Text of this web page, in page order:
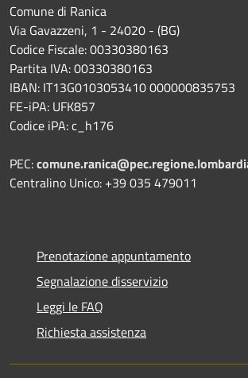
Comune di Ranica
Via Gavazzeni, 1 - 24020 - (BG)
Codice Fiscale: 00330380163
Partita IVA: 00330380163
IBAN: IT13G0103053410 000000835753
FE-iPA: UFK857
Codice iPA: c_h176
PEC:
Centralino Unico: +39 035 479011
Prenotazione appuntamento
Segnalazione disservizio
Leggi le FAQ
Richiesta assistenza